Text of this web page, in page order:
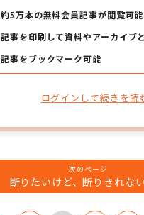
約5万本の無料会員記事が閲覧可能
記事を印刷して資料やアーカイブ
記事をブックマーク可能
ログインして続きを読
次のページ
断りたいけど、断りきれな